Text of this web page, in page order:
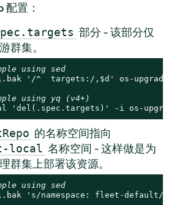
配置：
部分 - 该部分仅
群集。
using sed
'/^  targets:/,$d' os-
using yq (v4+)
'del(.spec.targets)' -i os-
的名称空间指向
local 名称空间 - 这样做是为
群集上部署该资源。
using sed
's/namespace: fleet-default/